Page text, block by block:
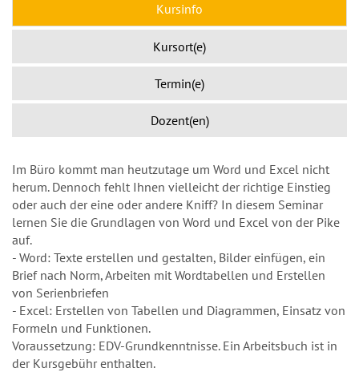
Kursinfo
Kursort(e)
Termin(e)
Dozent(en)
Im Büro kommt man heutzutage um Word und Excel nicht
herum. Dennoch fehlt Ihnen vielleicht der richtige Einstieg
oder auch der eine oder andere Kniff? In diesem Seminar
lernen Sie die Grundlagen von Word und Excel von der Pike
auf.
- Word: Texte erstellen und gestalten, Bilder einfügen, ein
Brief nach Norm, Arbeiten mit Wordtabellen und Erstellen
von Serienbriefen
- Excel: Erstellen von Tabellen und Diagrammen, Einsatz von
Formeln und Funktionen.
Voraussetzung: EDV-Grundkenntnisse. Ein Arbeitsbuch ist in
der Kursgebühr enthalten.